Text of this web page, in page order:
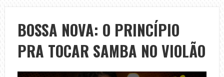
BOSSA NOVA: O PRINCÍPIO
PRA TOCAR SAMBA NO VIOLÃO